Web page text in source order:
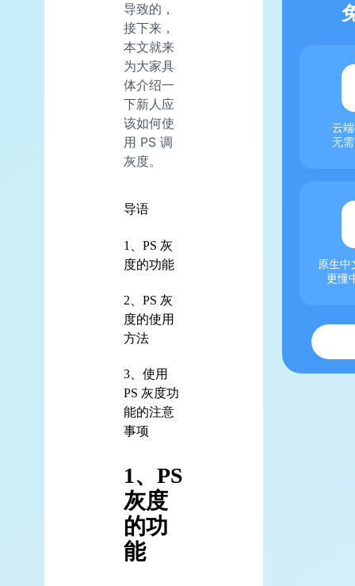
导致的，
接下来，
本文就来
为大家具
体介绍一
下新人应
该如何使
用 PS 调
灰度。
导语
1、PS 灰
度的功能
2、PS 灰
度的使用
方法
3、使用
PS 灰度功
能的注意
事项
1、PS
灰度
的功
能
云
无
原生中
更懂